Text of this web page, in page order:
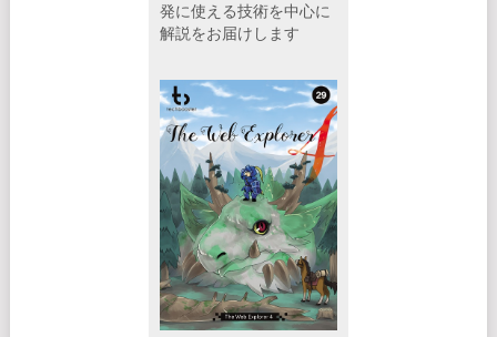
発に使える技術を中心に
解説をお届けします